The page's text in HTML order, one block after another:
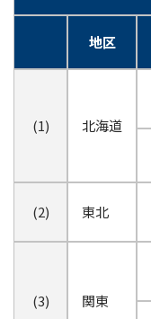
地区
(1) 北海道
(2) 東北
(3) 関東